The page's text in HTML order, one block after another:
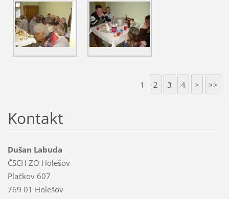
1 2 3 4 > >>
Kontakt
Dušan Labuda
ČSCH ZO Holešov
Plačkov 607
769 01 Holešov